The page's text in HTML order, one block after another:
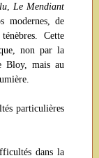
, Le Mendiant
modernes, de
Cette
non par la
Bloy, mais au
particulières
dans la